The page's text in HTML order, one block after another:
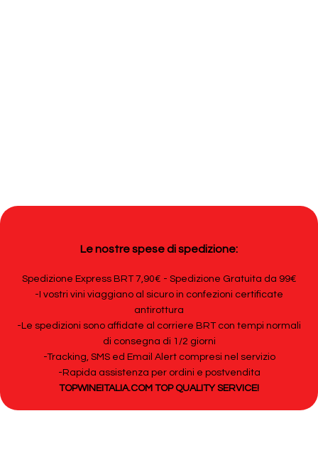
Le nostre spese di spedizione:
Spedizione Express BRT 7,90€ - Spedizione Gratuita da 99€
-I vostri vini viaggiano al sicuro in confezioni certificate
antirottura
-Le spedizioni sono affidate al corriere BRT con tempi normali
di consegna di 1/2 giorni
-Tracking, SMS ed Email Alert compresi nel servizio
-Rapida assistenza per ordini e postvendita
TOPWINEITALIA.COM TOP QUALITY SERVICE!